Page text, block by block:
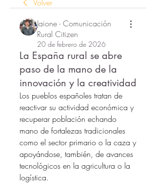
Volver
Jaione - Comunicación
Rural Citizen
20 de febrero de 2026
La España rural se abre
paso de la mano de la
innovación y la creatividad
Los pueblos españoles tratan de
reactivar su actividad económica y
recuperar población echando
mano de fortalezas tradicionales
como el sector primario o la caza y
apoyándose, también, de avances
tecnológicos en la agricultura o la
logística.